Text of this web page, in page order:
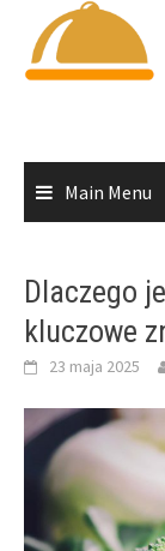
content
Main Menu
Dlaczego
kluczowe
23 maja 2025